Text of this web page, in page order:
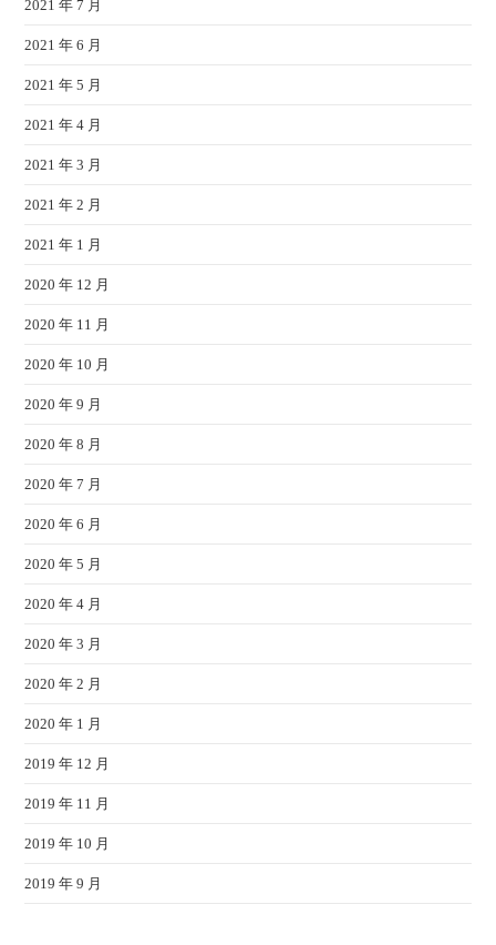
2021 年 7 月
2021 年 6 月
2021 年 5 月
2021 年 4 月
2021 年 3 月
2021 年 2 月
2021 年 1 月
2020 年 12 月
2020 年 11 月
2020 年 10 月
2020 年 9 月
2020 年 8 月
2020 年 7 月
2020 年 6 月
2020 年 5 月
2020 年 4 月
2020 年 3 月
2020 年 2 月
2020 年 1 月
2019 年 12 月
2019 年 11 月
2019 年 10 月
2019 年 9 月